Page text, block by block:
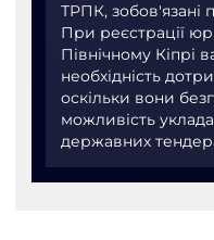
ТРПК, зобов'язані
При реєстрації
Північному Кіпрі
необхідність
оскільки вони
можливість
державних